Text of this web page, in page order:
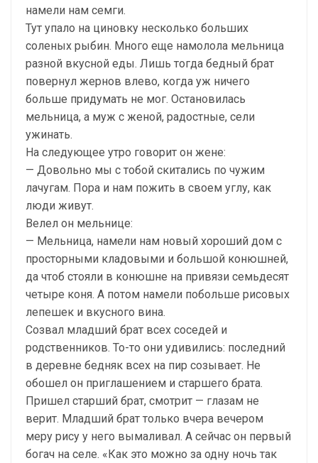
намели нам семги.
Тут упало на циновку несколько больших
соленых рыбин. Много еще намолола мельница
разной вкусной еды. Лишь тогда бедный брат
повернул жернов влево, когда уж ничего
больше придумать не мог. Остановилась
мельница, а муж с женой, радостные, сели
ужинать.
На следующее утро говорит он жене:
— Довольно мы с тобой скитались по чужим
лачугам. Пора и нам пожить в своем углу, как
люди живут.
Велел он мельнице:
— Мельница, намели нам новый хороший дом с
просторными кладовыми и большой конюшней,
да чтоб стояли в конюшне на привязи семьдесят
четыре коня. А потом намели побольше рисовых
лепешек и вкусного вина.
Созвал младший брат всех соседей и
родственников. То-то они удивились: последний
в деревне бедняк всех на пир созывает. Не
обошел он приглашением и старшего брата.
Пришел старший брат, смотрит — глазам не
верит. Младший брат только вчера вечером
меру рису у него вымаливал. А сейчас он первый
богач на селе. «Как это можно за одну ночь так